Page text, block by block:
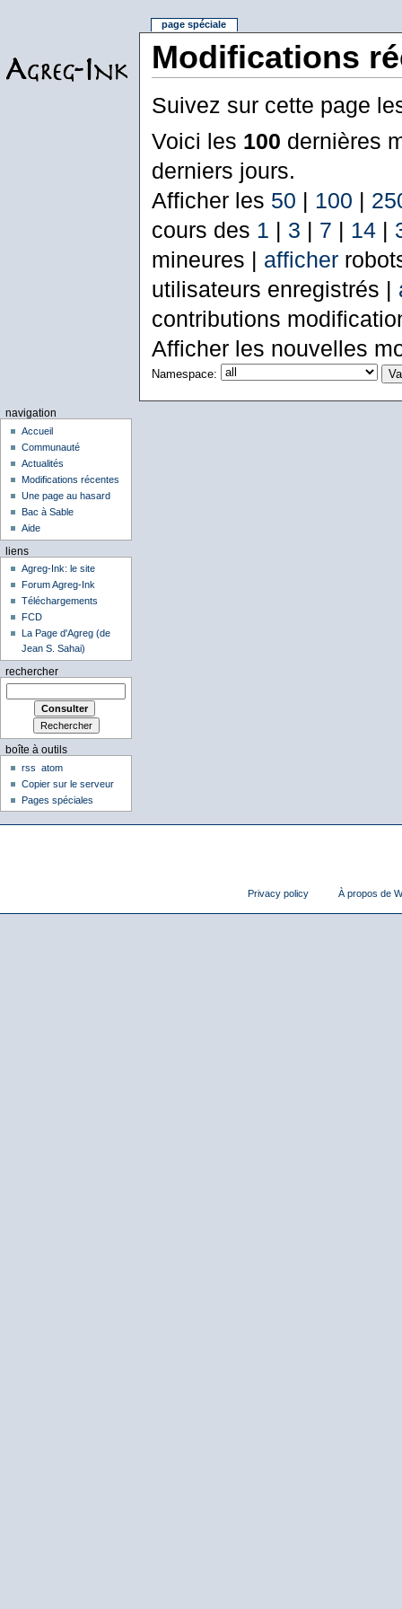
Modifications
Suivez sur cette page
Voici les 100 dernières
derniers jours.
Afficher les 50 | 100 |
cours des 1 | 3 | 7 | 14|
mineures | afficher
utilisateurs enregistrés |
contributions
Afficher les nouvelles
Namespace:
page spéciale
navigation
Accueil
Communauté
Actualités
Modifications récentes
Une page au hasard
Bac à Sable
Aide
liens
Agreg-Ink: le site
Forum Agreg-Ink
Téléchargements
FCD
La Page d'Agreg (de
Jean S. Sahai)
rechercher
boîte à outils
rss
atom
Copier sur le serveur
Pages spéciales
Privacy policy À propos de